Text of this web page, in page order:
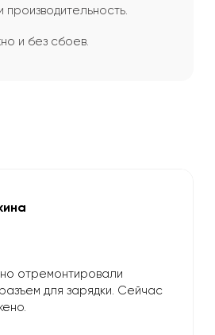
и без сбоев.
отремонтировали
для зарядки. Сейчас